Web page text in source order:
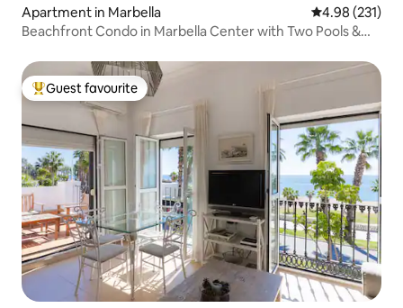
Apartment in Marbella 4.98 out of 5
4.98 (231)
Beachfront Condo in Marbella Center with Two Pools &
Top guest favourite
Guest favourite